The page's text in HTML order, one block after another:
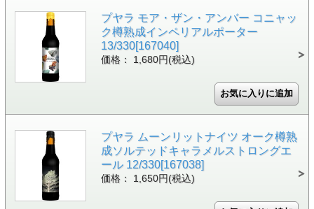
プヤラ モア・ザン・アンバー コニャッ
ク樽熟成インペリアルポーター
13/330[167040]
価格： 1,680円(税込)
プヤラ ムーンリットナイツ オーク樽熟
成ソルテッドキャラメルストロングエ
ール 12/330[167038]
価格： 1,650円(税込)